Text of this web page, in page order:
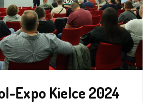
Expo Kielce 2024